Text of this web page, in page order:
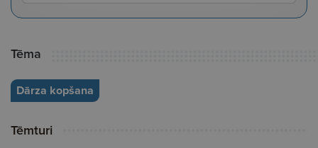
Tēma
Dārza kopšana
Tēmturi